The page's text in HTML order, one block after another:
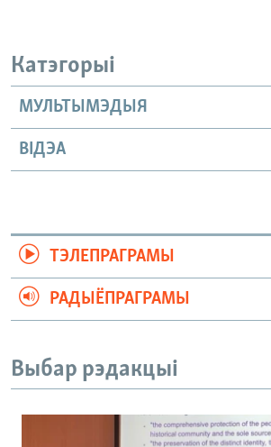
Катэгорыі
МУЛЬТЫМЭДЫЯ
ВІДЭА
ТЭЛЕПРАГРАМЫ
РАДЫЁПРАГРАМЫ
Выбар рэдакцыі